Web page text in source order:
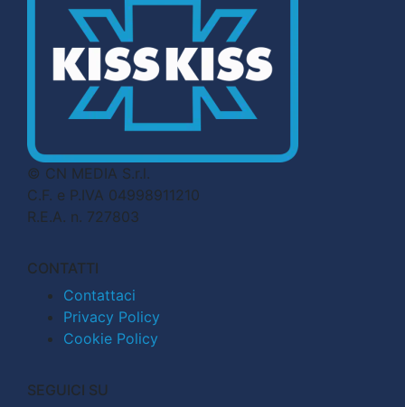
© CN MEDIA S.r.l.
C.F. e P.IVA 04998911210
R.E.A. n. 727803
CONTATTI
Contattaci
Privacy Policy
Cookie Policy
SEGUICI SU